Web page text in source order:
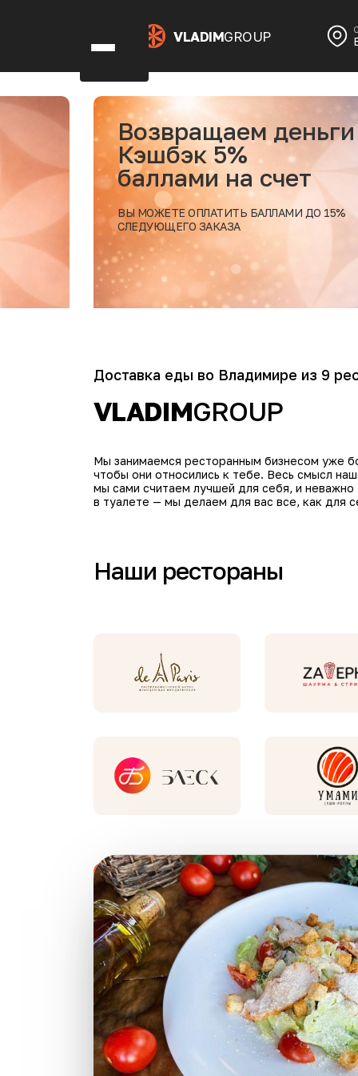
VLADIMGROUP
Возвращаем деньги
Кэшбэк 5%
баллами на счет
ВЫ МОЖЕТЕ ОПЛАТИТЬ БАЛЛАМИ ДО 15%
СЛЕДУЮЩЕГО ЗАКАЗА
Доставка еды во Владимире из 9
VLADIMGROUP
Мы занимаемся ресторанным бизнесом уже
чтобы они относились к тебе. Весь смысл
мы сами считаем лучшей для себя, и
в туалете — мы делаем для вас все, как для
Наши рестораны
Новинки и хиты
Хит